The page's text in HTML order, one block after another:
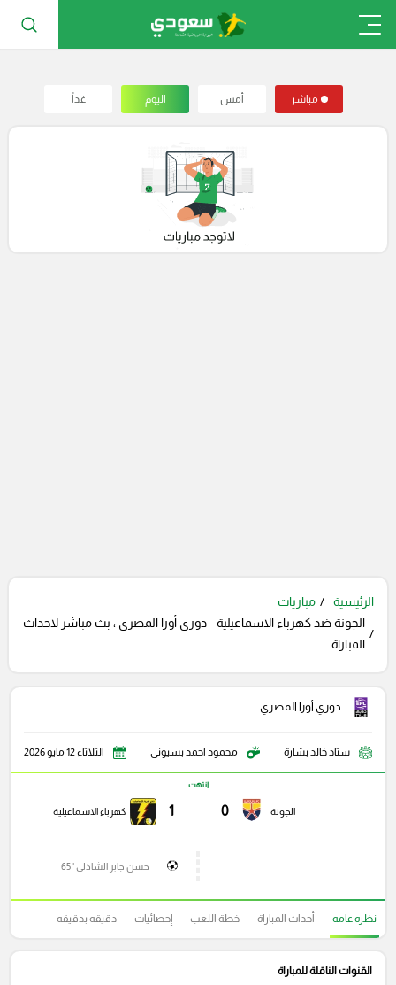
مباشر أمس اليوم غداً
الرئيسية
مباريات
الجونة ضد كهرباء الاسماعيلية - دوري أورا المصري ، بث مباشر لاحداث
المباراة
دوري أورا المصري
ستاد خالد بشارة محمود احمد بسيونى الثلاثاء 12 مايو 2026
الجونة 0
انتهت
1 كهرباء الاسماعيلية
حسن جابر الشاذلي ' 65
نظره عامه أحداث المباراة خطة اللعب إحصائيات دقيقه بدقيقه
القنوات الناقلة للمباراة